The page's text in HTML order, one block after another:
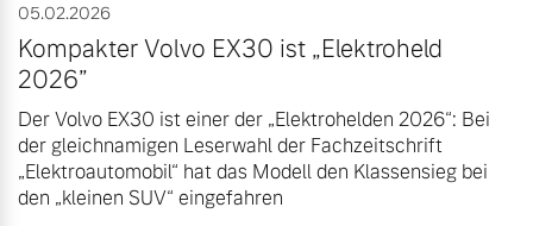
05.02.2026
Kompakter Volvo EX30 ist „Elektroheld
2026”
Der Volvo EX30 ist einer der „Elektrohelden 2026“: Bei
der gleichnamigen Leserwahl der Fachzeitschrift
„Elektroautomobil“ hat das Modell den Klassensieg bei
den „kleinen SUV“ eingefahren